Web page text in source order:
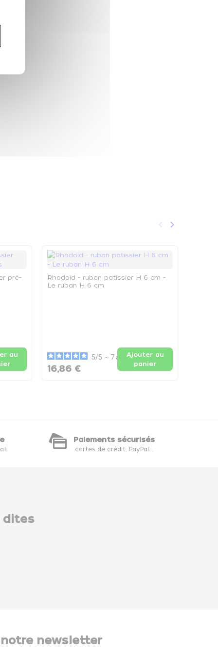
Précédent
keyboard_arrow_left Suivant
keyboard_arrow_right
pré-
au
Rhodoïd - ruban patissier H 6 cm -
Le ruban H 6 cm
5/5 - 7 avis
16,86 €
Ajouter au
panier
Paiements sécurisés
cartes de crédit, PayPal...
dites
newsletter